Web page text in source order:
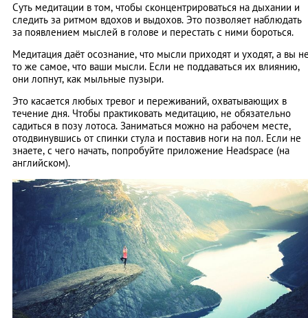
Суть медитации в том, чтобы сконцентрироваться на дыхании и
следить за ритмом вдохов и выдохов. Это позволяет наблюдать
за появлением мыслей в голове и перестать с ними бороться.
Медитация даёт осознание, что мысли приходят и уходят, а вы
то же самое, что ваши мысли. Если не поддаваться их влиянию,
они лопнут, как мыльные пузыри.
Это касается любых тревог и переживаний, охватывающих в
течение дня. Чтобы практиковать медитацию, не обязательно
садиться в позу лотоса. Заниматься можно на рабочем месте,
отодвинувшись от спинки стула и поставив ноги на пол. Если не
знаете, с чего начать, попробуйте приложение Headspace (на
английском).